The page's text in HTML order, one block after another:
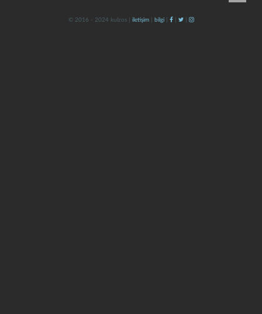
© 2016 - 2024 kulzos | iletişim| bilgi| | |